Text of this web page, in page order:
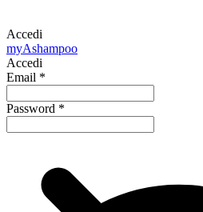
Accedi
myAshampoo
Accedi
Email *
Password *